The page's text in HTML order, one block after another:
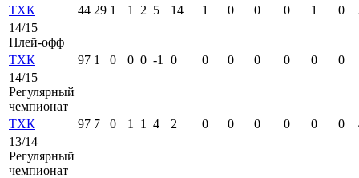
ТХК
44 29 1 1 2 5 14 1 0 0 0 1 0
14/15 |
Плей-офф
ТХК
97 1 0 0 0 -1 0 0 0 0 0 0 0
14/15 |
Регулярный
чемпионат
ТХК
97 7 0 1 1 4 2 0 0 0 0 0 0
13/14 |
Регулярный
чемпионат